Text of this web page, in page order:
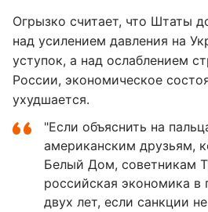
Огрызко считает, что Штаты
над усилением давления на
уступок, а над ослаблением
России, экономическое
ухудшается.
"Если объяснить на
американским друзьям,
Белый Дом, советникам
российская экономика в
двух лет, если санкции